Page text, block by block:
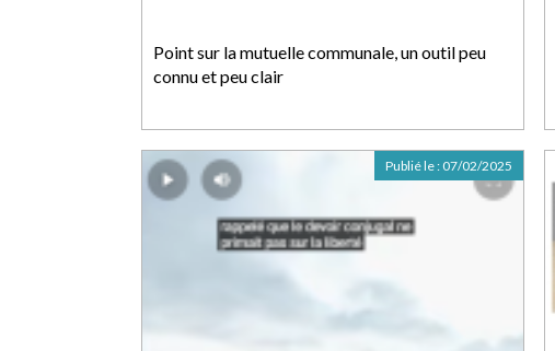
Point sur la mutuelle communale, un outil peu
connu et peu clair
Publié le : 07/02/2025